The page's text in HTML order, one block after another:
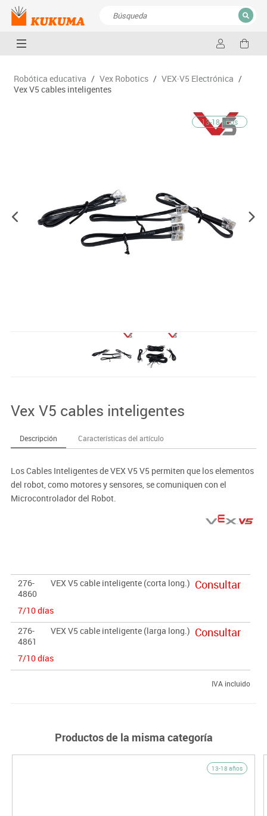
CERRAR
Robótica educativa / Vex Robotics / VEX·V5 Electrónica /
Vex V5 cables inteligentes
13-18 años
Vex V5 cables inteligentes
Descripción Características del artículo
Los Cables Inteligentes de VEX V5 V5 permiten que los elementos
del robot, como motores y sensores, se comuniquen con el
Microcontrolador del Robot.
276-
4860
VEX V5 cable inteligente (corta long.)
7/10 días
Consultar
276-
4861
VEX V5 cable inteligente (larga long.)
7/10 días
Consultar
IVA incluido
Productos de la misma categoría
13-18 años